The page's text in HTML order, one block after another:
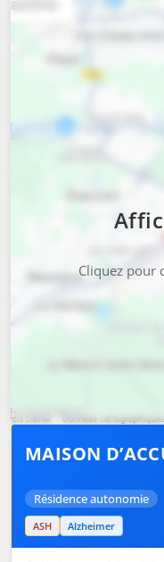
Cliquez pour
MAISON
Résidence autonomie
ASH Alzheimer